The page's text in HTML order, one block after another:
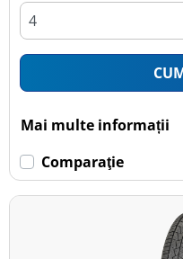
Mai multe informații
Comparaţie